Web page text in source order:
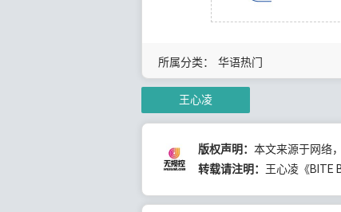
所属分类： 华语热门
王心凌
版权声明： 本文来源于网络
转载请注明： 王心凌《BITE